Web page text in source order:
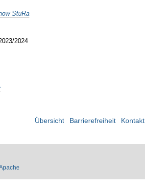
StuRa
2024
Übersicht Barrierefreiheit Kontakt